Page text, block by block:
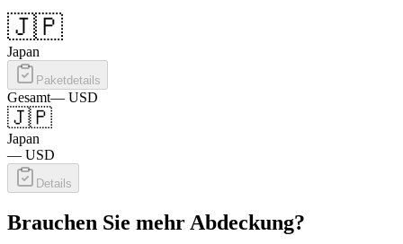
🇯🇵
Japan
Paketdetails
Gesamt— USD
🇯🇵
Japan
— USD
Details
Brauchen Sie mehr Abdeckung?